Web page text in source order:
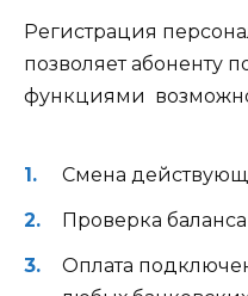
Регистрация
позволяет абоненту
функциями
Смена
Проверка баланса
Оплата